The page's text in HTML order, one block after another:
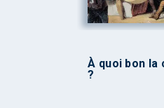
À quoi bon la
?